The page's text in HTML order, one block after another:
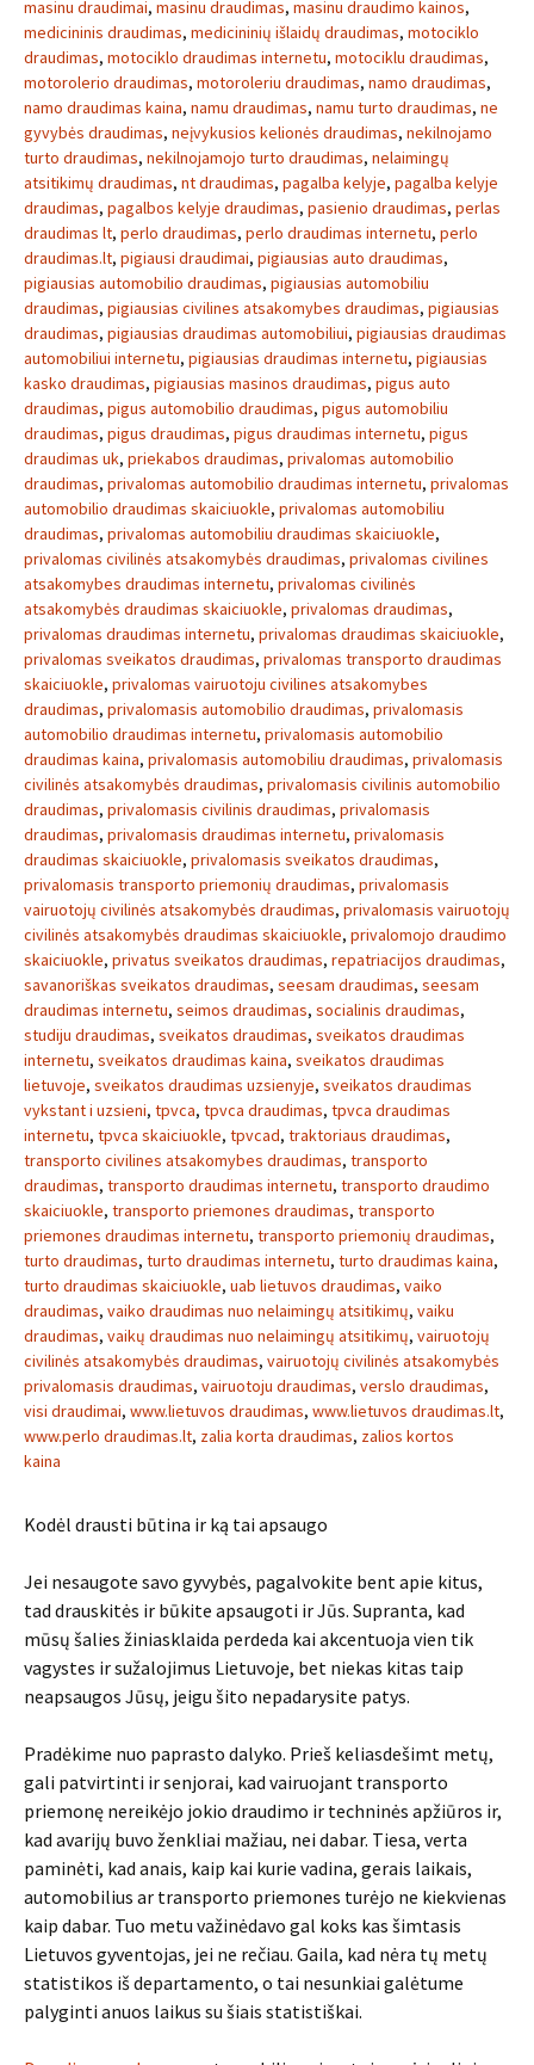
masinu draudimai, masinu draudimas, masinu draudimo kainos,
medicininis draudimas, medicininių išlaidų draudimas, motociklo
draudimas, motociklo draudimas internetu, motociklu draudimas,
motorolerio draudimas, motoroleriu draudimas, namo draudimas,
namo draudimas kaina, namu draudimas, namu turto draudimas, ne
gyvybės draudimas, neįvykusios kelionės draudimas, nekilnojamo
turto draudimas, nekilnojamojo turto draudimas, nelaimingų
atsitikimų draudimas, nt draudimas, pagalba kelyje, pagalba kelyje
draudimas, pagalbos kelyje draudimas, pasienio draudimas, perlas
draudimas lt, perlo draudimas, perlo draudimas internetu, perlo
draudimas.lt, pigiausi draudimai, pigiausias auto draudimas,
pigiausias automobilio draudimas, pigiausias automobiliu
draudimas, pigiausias civilines atsakomybes draudimas, pigiausias
draudimas, pigiausias draudimas automobiliui, pigiausias draudimas
automobiliui internetu, pigiausias draudimas internetu, pigiausias
kasko draudimas, pigiausias masinos draudimas, pigus auto
draudimas, pigus automobilio draudimas, pigus automobiliu
draudimas, pigus draudimas, pigus draudimas internetu, pigus
draudimas uk, priekabos draudimas, privalomas automobilio
draudimas, privalomas automobilio draudimas internetu, privalomas
automobilio draudimas skaiciuokle, privalomas automobiliu
draudimas, privalomas automobiliu draudimas skaiciuokle,
privalomas civilinės atsakomybės draudimas, privalomas civilines
atsakomybes draudimas internetu, privalomas civilinės
atsakomybės draudimas skaiciuokle, privalomas draudimas,
privalomas draudimas internetu, privalomas draudimas skaiciuokle,
privalomas sveikatos draudimas, privalomas transporto draudimas
skaiciuokle, privalomas vairuotoju civilines atsakomybes
draudimas, privalomasis automobilio draudimas, privalomasis
automobilio draudimas internetu, privalomasis automobilio
draudimas kaina, privalomasis automobiliu draudimas, privalomasis
civilinės atsakomybės draudimas, privalomasis civilinis automobilio
draudimas, privalomasis civilinis draudimas, privalomasis
draudimas, privalomasis draudimas internetu, privalomasis
draudimas skaiciuokle, privalomasis sveikatos draudimas,
privalomasis transporto priemonių draudimas, privalomasis
vairuotojų civilinės atsakomybės draudimas, privalomasis vairuotojų
civilinės atsakomybės draudimas skaiciuokle, privalomojo draudimo
skaiciuokle, privatus sveikatos draudimas, repatriacijos draudimas,
savanoriškas sveikatos draudimas, seesam draudimas, seesam
draudimas internetu, seimos draudimas, socialinis draudimas,
studiju draudimas, sveikatos draudimas, sveikatos draudimas
internetu, sveikatos draudimas kaina, sveikatos draudimas
lietuvoje, sveikatos draudimas uzsienyje, sveikatos draudimas
vykstant i uzsieni, tpvca, tpvca draudimas, tpvca draudimas
internetu, tpvca skaiciuokle, tpvcad, traktoriaus draudimas,
transporto civilines atsakomybes draudimas, transporto
draudimas, transporto draudimas internetu, transporto draudimo
skaiciuokle, transporto priemones draudimas, transporto
priemones draudimas internetu, transporto priemonių draudimas,
turto draudimas, turto draudimas internetu, turto draudimas kaina,
turto draudimas skaiciuokle, uab lietuvos draudimas, vaiko
draudimas, vaiko draudimas nuo nelaimingų atsitikimų, vaiku
draudimas, vaikų draudimas nuo nelaimingų atsitikimų, vairuotojų
civilinės atsakomybės draudimas, vairuotojų civilinės atsakomybės
privalomasis draudimas, vairuotoju draudimas, verslo draudimas,
visi draudimai, www.lietuvos draudimas, www.lietuvos draudimas.lt,
www.perlo draudimas.lt, zalia korta draudimas, zalios kortos
kaina
Kodėl drausti būtina ir ką tai apsaugo
Jei nesaugote savo gyvybės, pagalvokite bent apie kitus,
tad drauskitės ir būkite apsaugoti ir Jūs. Supranta, kad
mūsų šalies žiniasklaida perdeda kai akcentuoja vien tik
vagystes ir sužalojimus Lietuvoje, bet niekas kitas taip
neapsaugos Jūsų, jeigu šito nepadarysite patys.
Pradėkime nuo paprasto dalyko. Prieš keliasdešimt metų,
gali patvirtinti ir senjorai, kad vairuojant transporto
priemonę nereikėjo jokio draudimo ir techninės apžiūros ir,
kad avarijų buvo ženkliai mažiau, nei dabar. Tiesa, verta
paminėti, kad anais, kaip kai kurie vadina, gerais laikais,
automobilius ar transporto priemones turėjo ne kiekvienas
kaip dabar. Tuo metu važinėdavo gal koks kas šimtasis
Lietuvos gyventojas, jei ne rečiau. Gaila, kad nėra tų metų
statistikos iš departamento, o tai nesunkiai galėtume
palyginti anuos laikus su šiais statistiškai.